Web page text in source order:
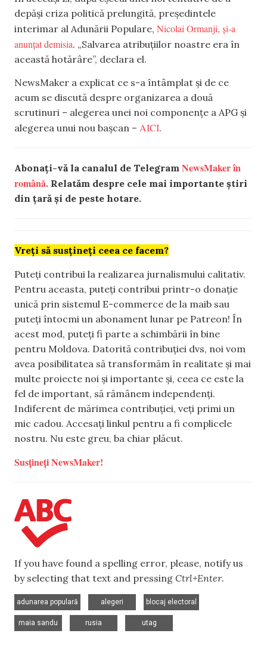
depăși criza politică prelungită, președintele
interimar al Adunării Populare, Nicolai Ormanji, și-a
anunțat demisia. „Salvarea atribuțiilor noastre era în
această hotărâre”, declara el.
NewsMaker a explicat ce s-a întâmplat și de ce
acum se discută despre organizarea a două
scrutinuri – alegerea unei noi componențe a APG și
alegerea unui nou bașcan – AICI.
Abonați-vă la canalul de Telegram NewsMaker în
română. Relatăm despre cele mai importante știri
din țară și de peste hotare.
Vreți să susțineți ceea ce facem?
Puteți contribui la realizarea jurnalismului calitativ.
Pentru aceasta, puteți contribui printr-o donație
unică prin sistemul E-commerce de la maib sau
puteți întocmi un abonament lunar pe Patreon! În
acest mod, puteți fi parte a schimbării în bine
pentru Moldova. Datorită contribuției dvs, noi vom
avea posibilitatea să transformăm în realitate și mai
multe proiecte noi și importante și, ceea ce este la
fel de important, să rămânem independenți.
Indiferent de mărimea contribuției, veți primi un
mic cadou. Accesați linkul pentru a fi complicele
nostru. Nu este greu, ba chiar plăcut.
Susțineți NewsMaker!
If you have found a spelling error, please, notify us
by selecting that text and pressing Ctrl+Enter.
adunarea populară
alegeri
blocaj electoral
maia sandu
rusia
utag